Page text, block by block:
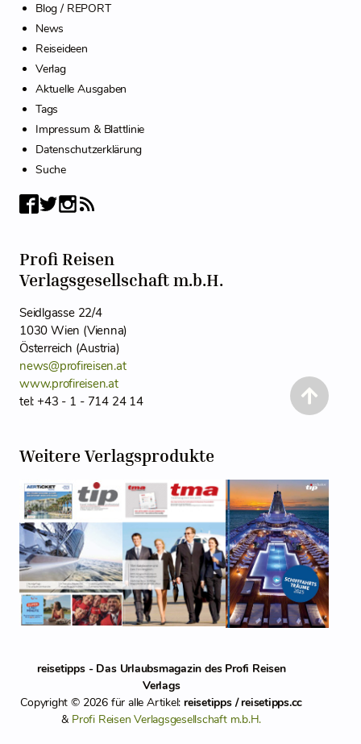
Blog / REPORT
News
Reiseideen
Verlag
Aktuelle Ausgaben
Tags
Impressum & Blattlinie
Datenschutzerklärung
Suche
Profi Reisen
Verlagsgesellschaft m.b.H.
Seidlgasse 22/4
1030 Wien (Vienna)
Österreich (Austria)
news@profireisen.at
www.profireisen.at
tel: +43 - 1 - 714 24 14
Weitere Verlagsprodukte
reisetipps - Das Urlaubsmagazin des Profi Reisen
Verlags
Copyright © 2026 für alle Artikel:reisetipps / reisetipps.cc
& Profi Reisen Verlagsgesellschaft m.b.H.